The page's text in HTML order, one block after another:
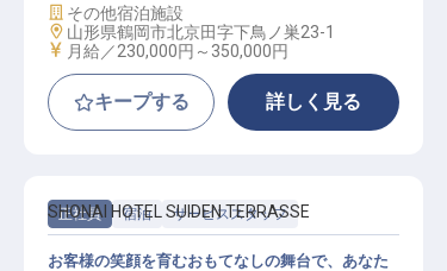
施設業態
その他宿泊施設
勤務地
山形県鶴岡市北京田字下鳥ノ巣23-1
給与
月給／230,000円～ 350,000円
キープする 詳しく見る
正社員 宿泊 サービススタッフ
SHONAI HOTEL SUIDEN TERRASSE
お客様の笑顔を育むおもてなしの舞台で、あなた